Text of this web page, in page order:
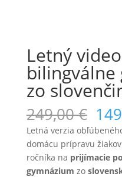
Letný
bilingválne
zo
249,00€
Letná verzia
domácu prípravu
ročníka na prijímacie
gymnázium zo